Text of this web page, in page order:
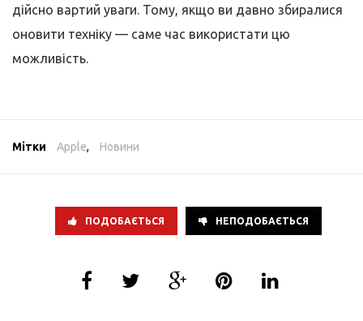
дійсно вартий уваги. Тому, якщо ви давно збиралися
оновити техніку — саме час використати цю
можливість.
Мітки Apple, Новини
ПОДОБАЄТЬСЯ НЕПОДОБАЄТЬСЯ